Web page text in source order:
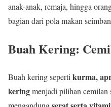
anak-anak, remaja, hingga
bagian dari pola makan
Buah Kering:
Buah kering seperti kurma,
keringmenjadi pilihan cemilan